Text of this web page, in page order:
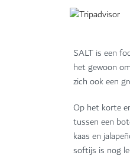
SALT is een
het gewoon
zich ook een
Op het korte
tussen een
kaas en
softijs is nog